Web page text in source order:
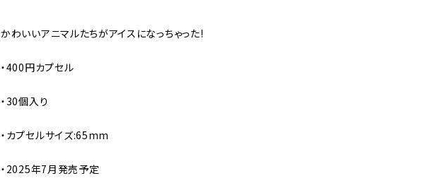
かわいいアニマルたちがアイスになっちゃった!
・400円カプセル
・30個入り
・カプセルサイズ:65mm
・2025年7月発売予定